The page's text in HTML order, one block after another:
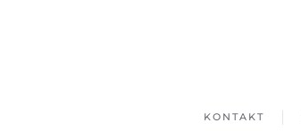
KONTAKT